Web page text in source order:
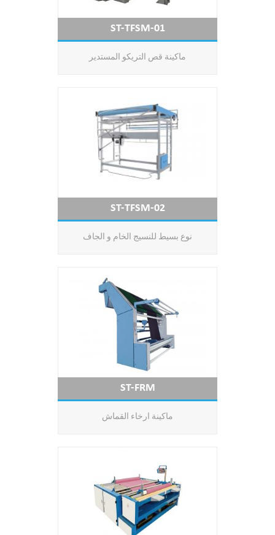
ST-TFSM-01
ماكينة قص التريكو المستدير
ST-TFSM-02
نوع بسيط للنسيج الخام و الجاف
ST-FRM
ماكينة ارخاء القماش